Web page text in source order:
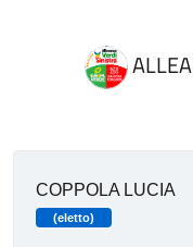
COPPOLA LUCIA
(eletto)